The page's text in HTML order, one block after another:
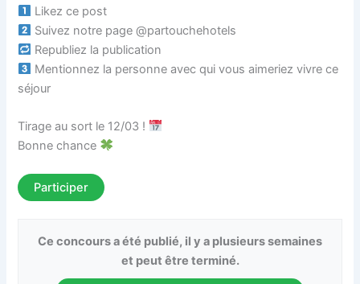
Likez ce post
Suivez notre page @partouchehotels
Republiez la publication
Mentionnez la personne avec qui vous aimeriez vivre ce
séjour
Tirage au sort le 12/03 !
Bonne chance
Participer
Ce concours a été publié, il y a plusieurs semaines
et peut être terminé.